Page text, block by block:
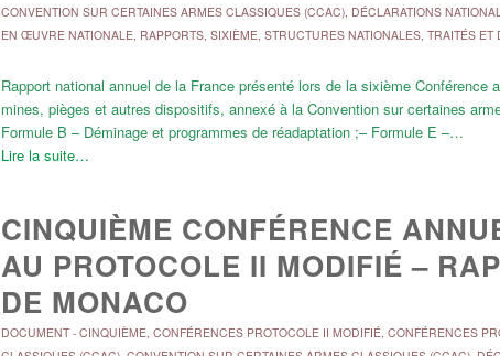
CONVENTION SUR CERTAINES ARMES CLASSIQUES (CCAC), DÉCLARATIONS
EN ŒUVRE NATIONALE, RAPPORTS, SIXIÈME, STRUCTURES NATIONALES, TRAITÉS ET
Rapport national annuel de la France présenté lors de la sixième
mines, pièges et autres dispositifs, annexé à la Convention sur certaines
Formule B – Déminage et programmes de réadaptation ;– Formule E –…
Lire la suite…
CINQUIÈME CONFÉRENCE
AU PROTOCOLE II MODIFIÉ –
DE MONACO
DOCUMENT- CINQUIÈME, CONFÉRENCES PROTOCOLE II MODIFIÉ, CONFÉRENCES